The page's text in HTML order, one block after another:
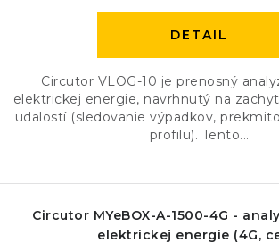
DETAIL
Circutor VLOG-10 je prenosný
elektrickej energie, navrhnutý na
udalostí (sledovanie výpadkov,
profilu). Tento...
Circutor MYeBOX-A-1500-4G -
elektrickej energie (4G,